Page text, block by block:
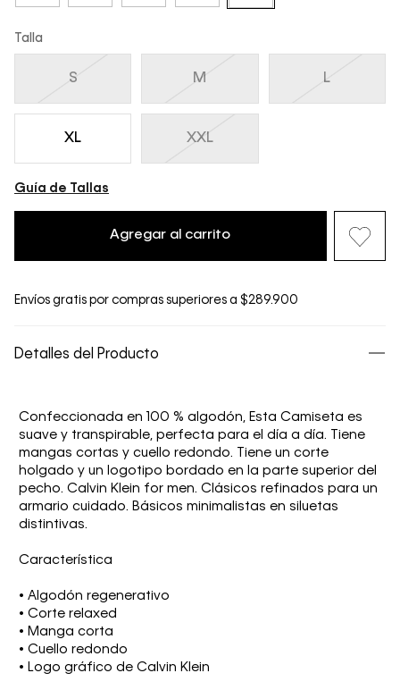
Talla
S M L
XL XXL
Guía de Tallas
Agregar al carrito
Envíos gratis por compras superiores a $289.900
Detalles del Producto
Confeccionada en 100 % algodón, Esta Camiseta es
suave y transpirable, perfecta para el día a día. Tiene
mangas cortas y cuello redondo. Tiene un corte
holgado y un logotipo bordado en la parte superior del
pecho. Calvin Klein for men. Clásicos refinados para un
armario cuidado. Básicos minimalistas en siluetas
distintivas.
Característica
• Algodón regenerativo
• Corte relaxed
• Manga corta
• Cuello redondo
• Logo gráfico de Calvin Klein